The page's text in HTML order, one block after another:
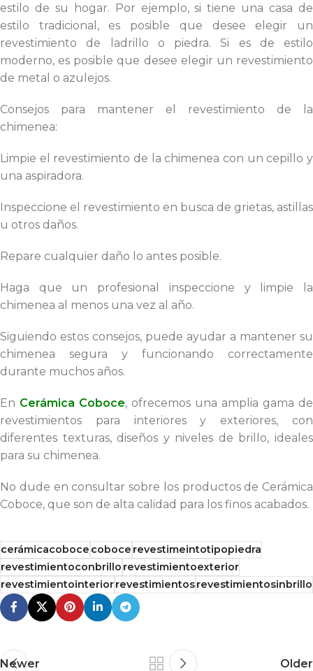
estilo de su hogar. Por ejemplo, si tiene una casa de
estilo tradicional, es posible que desee elegir un
revestimiento de ladrillo o piedra. Si es de estilo
moderno, es posible que desee elegir un revestimiento
de metal o azulejos.
Consejos para mantener el revestimiento de la
chimenea:
Limpie el revestimiento de la chimenea con un cepillo y
una aspiradora.
Inspeccione el revestimiento en busca de grietas, astillas
u otros daños.
Repare cualquier daño lo antes posible.
Haga que un profesional inspeccione y limpie la
chimenea al menos una vez al año.
Siguiendo estos consejos, puede ayudar a mantener su
chimenea segura y funcionando correctamente
durante muchos años.
En Cerámica Coboce, ofrecemos una amplia gama de
revestimientos para interiores y exteriores, con
diferentes texturas, diseños y niveles de brillo, ideales
para su chimenea.
No dude en consultar sobre los productos de Cerámica
Coboce, que son de alta calidad para los finos acabados.
cerámicacobocecobocerevestimeintotipopiedra
revestimientoconbrillorevestimientoexterior
revestimientointeriorrevestimientosrevestimientosinbrillo
Newer Older